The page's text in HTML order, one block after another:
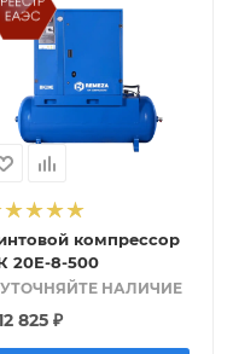
компрессор
20Е-8-500
УТОЧНЯЙТЕ НАЛИЧИЕ
825 ₽